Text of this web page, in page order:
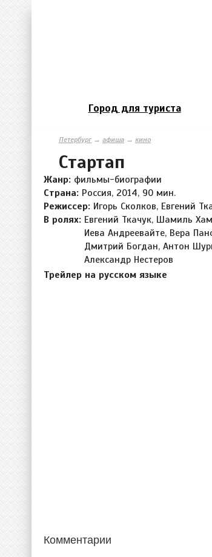
Город для туриста
Петербург→ афиша → кино
Стартап
Жанр: фильмы-биографии
Страна: Россия, 2014, 90 мин.
Режиссер: Игорь Сколков, Евгений
В ролях: Евгений Ткачук, Шамиль
Иева Андреевайте, Вера
Дмитрий Богдан, Антон
Александр Нестеров
Трейлер на русском языке
Комментарии